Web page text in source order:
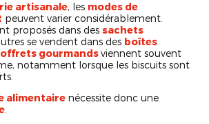
artisanale, les modes de
peuvent varier considérablement.
proposés dans des sachets
se vendent dans des boîtes
gourmandsviennent souvent
notamment lorsque les biscuits sont
alimentaire nécessite donc une